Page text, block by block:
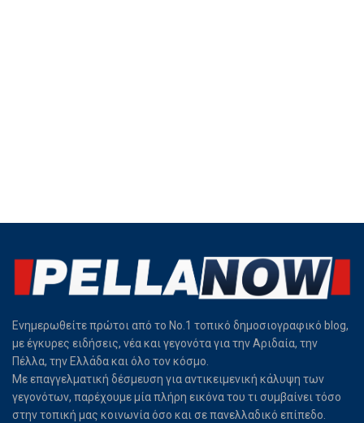
Ενημερωθείτε πρώτοι από το Νο.1 τοπικό δημοσιογραφικό blog,
με έγκυρες ειδήσεις, νέα και γεγονότα για την Αριδαία, την
Πέλλα, την Ελλάδα και όλο τον κόσμο.
Με επαγγελματική δέσμευση για αντικειμενική κάλυψη των
γεγονότων, παρέχουμε μία πλήρη εικόνα του τι συμβαίνει τόσο
στην τοπική μας κοινωνία όσο και σε πανελλαδικό επίπεδο.